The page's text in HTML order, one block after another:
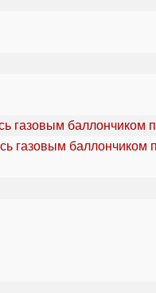
газовым баллончиком